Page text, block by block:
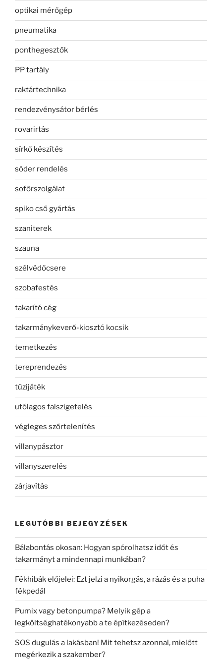
optikai mérőgép
pneumatika
ponthegesztők
PP tartály
raktártechnika
rendezvénysátor bérlés
rovarirtás
sírkő készítés
sóder rendelés
sofőrszolgálat
spiko cső gyártás
szaniterek
szauna
szélvédőcsere
szobafestés
takarító cég
takarmánykeverő-kiosztó kocsik
temetkezés
tereprendezés
tűzijáték
utólagos falszigetelés
végleges szőrtelenítés
villanypásztor
villanyszerelés
zárjavítás
LEGUTÓBBI BEJEGYZÉSEK
Bálabontás okosan: Hogyan spórolhatsz időt és
takarmányt a mindennapi munkában?
Fékhibák előjelei: Ezt jelzi a nyikorgás, a rázás és a puha
fékpedál
Pumix vagy betonpumpa? Melyik gép a
legköltséghatékonyabb a te építkezéseden?
SOS dugulás a lakásban! Mit tehetsz azonnal, mielőtt
megérkezik a szakember?